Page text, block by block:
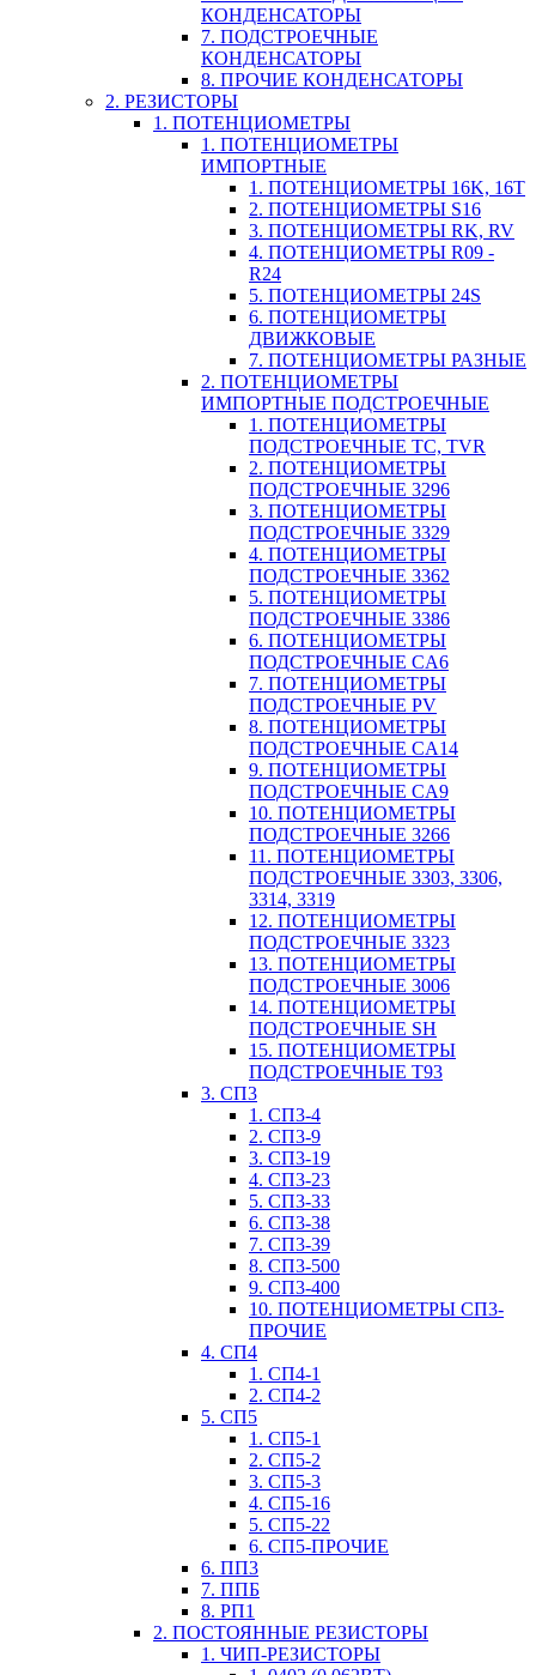
КОНДЕНСАТОРЫ
7. ПОДСТРОЕЧНЫЕ
КОНДЕНСАТОРЫ
8. ПРОЧИЕ КОНДЕНСАТОРЫ
2. РЕЗИСТОРЫ
1. ПОТЕНЦИОМЕТРЫ
1. ПОТЕНЦИОМЕТРЫ
ИМПОРТНЫЕ
1. ПОТЕНЦИОМЕТРЫ 16K, 16T
2. ПОТЕНЦИОМЕТРЫ S16
3. ПОТЕНЦИОМЕТРЫ RK, RV
4. ПОТЕНЦИОМЕТРЫ R09 -
R24
5. ПОТЕНЦИОМЕТРЫ 24S
6. ПОТЕНЦИОМЕТРЫ
ДВИЖКОВЫЕ
7. ПОТЕНЦИОМЕТРЫ РАЗНЫЕ
2. ПОТЕНЦИОМЕТРЫ
ИМПОРТНЫЕ ПОДСТРОЕЧНЫЕ
1. ПОТЕНЦИОМЕТРЫ
ПОДСТРОЕЧНЫЕ TC, TVR
2. ПОТЕНЦИОМЕТРЫ
ПОДСТРОЕЧНЫЕ 3296
3. ПОТЕНЦИОМЕТРЫ
ПОДСТРОЕЧНЫЕ 3329
4. ПОТЕНЦИОМЕТРЫ
ПОДСТРОЕЧНЫЕ 3362
5. ПОТЕНЦИОМЕТРЫ
ПОДСТРОЕЧНЫЕ 3386
6. ПОТЕНЦИОМЕТРЫ
ПОДСТРОЕЧНЫЕ CA6
7. ПОТЕНЦИОМЕТРЫ
ПОДСТРОЕЧНЫЕ PV
8. ПОТЕНЦИОМЕТРЫ
ПОДСТРОЕЧНЫЕ CA14
9. ПОТЕНЦИОМЕТРЫ
ПОДСТРОЕЧНЫЕ CA9
10. ПОТЕНЦИОМЕТРЫ
ПОДСТРОЕЧНЫЕ 3266
11. ПОТЕНЦИОМЕТРЫ
ПОДСТРОЕЧНЫЕ 3303, 3306,
3314, 3319
12. ПОТЕНЦИОМЕТРЫ
ПОДСТРОЕЧНЫЕ 3323
13. ПОТЕНЦИОМЕТРЫ
ПОДСТРОЕЧНЫЕ 3006
14. ПОТЕНЦИОМЕТРЫ
ПОДСТРОЕЧНЫЕ SH
15. ПОТЕНЦИОМЕТРЫ
ПОДСТРОЕЧНЫЕ Т93
3. СП3
1. СП3-4
2. СП3-9
3. СП3-19
4. СП3-23
5. СП3-33
6. СП3-38
7. СП3-39
8. СП3-500
9. СП3-400
10. ПОТЕНЦИОМЕТРЫ СП3-
ПРОЧИЕ
4. СП4
1. СП4-1
2. СП4-2
5. СП5
1. СП5-1
2. СП5-2
3. СП5-3
4. СП5-16
5. СП5-22
6. СП5-ПРОЧИЕ
6. ПП3
7. ППБ
8. РП1
2. ПОСТОЯННЫЕ РЕЗИСТОРЫ
1. ЧИП-РЕЗИСТОРЫ